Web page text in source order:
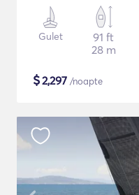
Gulet
91 ft
28 m
$2,297 /noapte